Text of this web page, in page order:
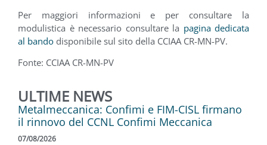
Per maggiori informazioni e per consultare la
modulistica è necessario consultare la pagina dedicata
al bando disponibile sul sito della CCIAA CR-MN-PV.
Fonte: CCIAA CR-MN-PV
ULTIME NEWS
Metalmeccanica: Confimi e FIM-CISL firmano
il rinnovo del CCNL Confimi Meccanica
07/08/2026